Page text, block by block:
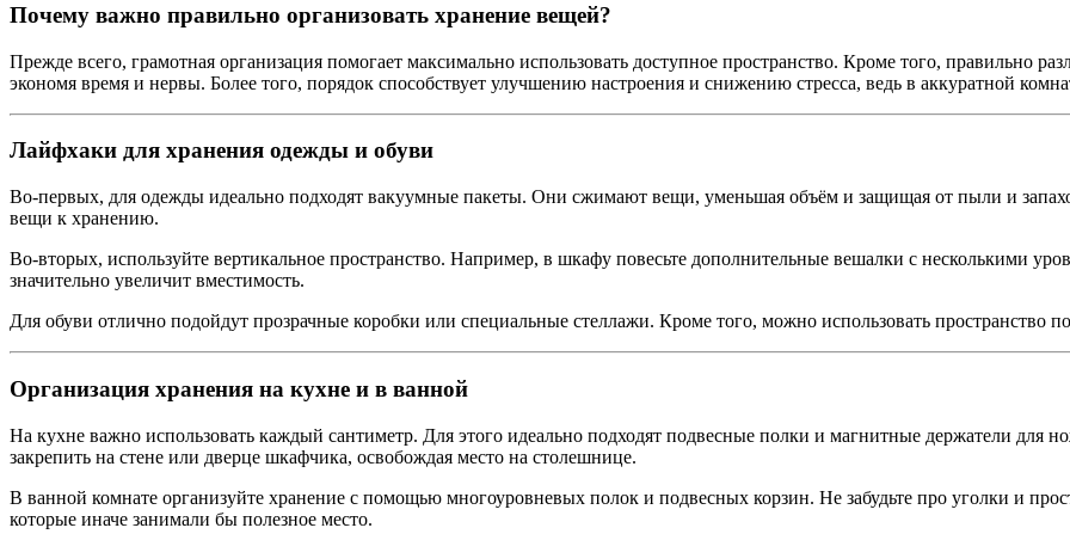
Почему важно правильно организовать хранение вещей?
Прежде всего, грамотная организация помогает максимально использовать доступное пространство. Кроме того, правильно
экономя время и нервы. Более того, порядок способствует улучшению настроения и снижению стресса, ведь в аккуратной
Лайфхаки для хранения одежды и обуви
Во-первых, для одежды идеально подходят вакуумные пакеты. Они сжимают вещи, уменьшая объём и защищая от пыли и
вещи к хранению.
Во-вторых, используйте вертикальное пространство. Например, в шкафу повесьте дополнительные вешалки с несколькими
значительно увеличит вместимость.
Для обуви отлично подойдут прозрачные коробки или специальные стеллажи. Кроме того, можно использовать пространство
Организация хранения на кухне и в ванной
На кухне важно использовать каждый сантиметр. Для этого идеально подходят подвесные полки и магнитные держатели для
закрепить на стене или дверце шкафчика, освобождая место на столешнице.
В ванной комнате организуйте хранение с помощью многоуровневых полок и подвесных корзин. Не забудьте про уголки и
которые иначе занимали бы полезное место.